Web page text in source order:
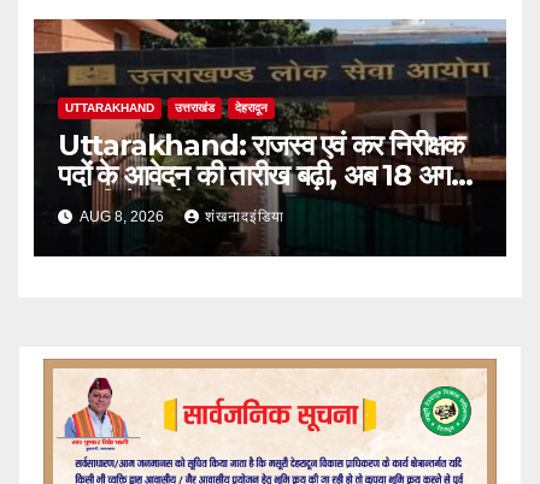
UTTARAKHAND उत्तराखंड देहरादून
Uttarakhand: राजस्व एवं कर निरीक्षक
पदों के आवेदन की तारीख बढ़ी, अब 18 अगस्त
तक मिलेगा मौका
AUG 8, 2026 शंखनादइंडिया